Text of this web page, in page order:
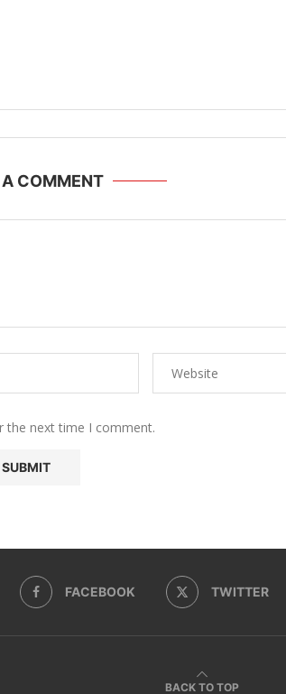
A COMMENT
the next time I comment.
FACEBOOK TWITTER
BACK TO TOP